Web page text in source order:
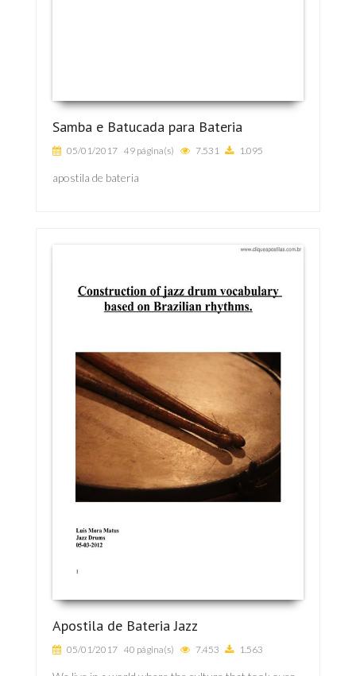
Samba e Batucada para Bateria
05/01/2017 49 página(s) 7.531 1.095
apostila de bateria
Apostila de Bateria Jazz
05/01/2017 40 página(s) 7.453 1.563